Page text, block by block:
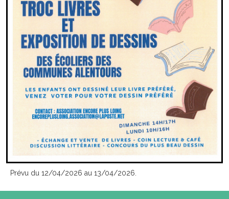
Prévu du 12/04/2026 au 13/04/2026.